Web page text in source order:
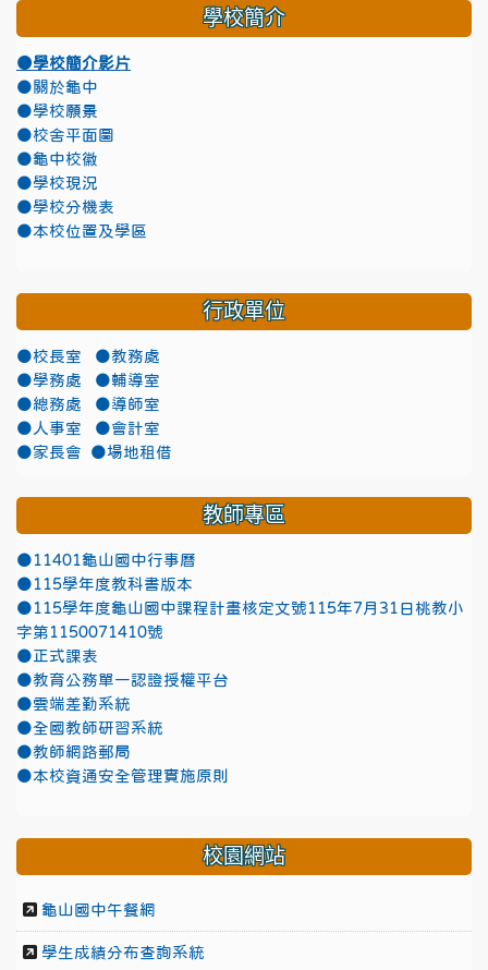
學校簡介
●學校簡介影片
●關於龜中
●學校願景
●校舍平面圖
●龜中校徽
●學校現況
●學校分機表
●本校位置及學區
行政單位
●校長室
●教務處
●學務處
●輔導室
●總務處
●導師室
●人事室
●會計室
●家長會
●場地租借
教師專區
●11401龜山國中行事曆
●115學年度教科書版本
●115學年度龜山國中課程計畫核定文號115年7月31日桃教小
字第1150071410號
●正式課表
●教育公務單一認證授權平台
●雲端差勤系統
●全國教師研習系統
●教師網路郵局
●本校資通安全管理實施原則
校園網站
龜山國中午餐網
學生成績分布查詢系統